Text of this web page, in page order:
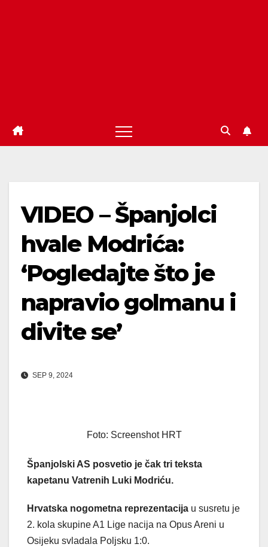
VIDEO – Španjolci
hvale Modrića:
‘Pogledajte što je
napravio golmanu i
divite se’
SEP 9, 2024
Foto: Screenshot HRT
Španjolski AS posvetio je čak tri teksta
kapetanu Vatrenih Luki Modriću.
Hrvatska nogometna reprezentacija u susretu je
2. kola skupine A1 Lige nacija na Opus Areni u
Osijeku svladala Poljsku 1:0.